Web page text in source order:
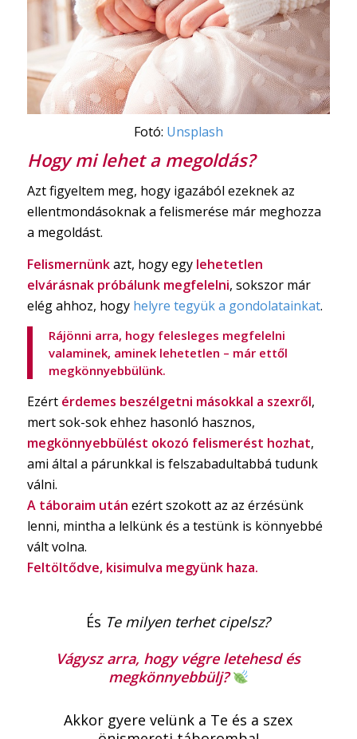
Fotó: Unsplash
Hogy mi lehet a megoldás?
Azt figyeltem meg, hogy igazából ezeknek az
ellentmondásoknak a felismerése már meghozza
a megoldást.
Felismernünkazt, hogy egy lehetetlen
elvárásnak próbálunk megfelelni, sokszor már
elég ahhoz, hogy helyre tegyük a gondolatainkat.
Rájönni arra, hogy felesleges megfelelni
valaminek, aminek lehetetlen – már ettől
megkönnyebbülünk.
Ezért érdemes beszélgetni másokkal a szexről,
mert sok-sok ehhez hasonló hasznos,
megkönnyebbülést okozó felismerést hozhat,
ami által a párunkkal is felszabadultabbá tudunk
válni.
A táboraim után ezért szokott az az érzésünk
lenni, mintha a lelkünk és a testünk is könnyebbé
vált volna.
Feltöltődve, kisimulva megyünk haza.
És Te milyen terhet cipelsz?
Vágysz arra, hogy végre letehesdés
megkönnyebbülj?
Akkor gyere velünk a Te és a szex